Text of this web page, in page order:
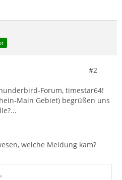
#2
Forum, timestar64!
Main Gebiet) begrüßen uns
welche Meldung kam?